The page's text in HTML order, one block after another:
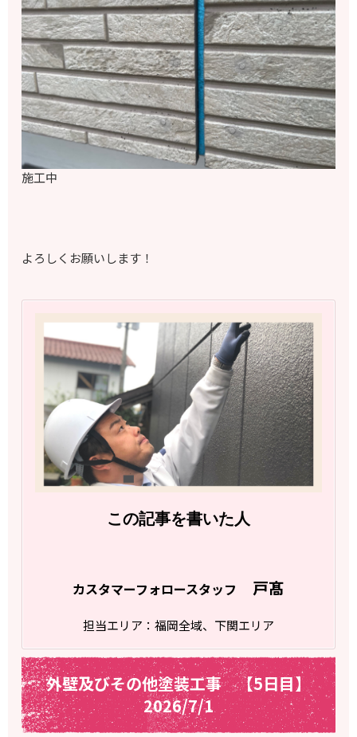
施工中
よろしくお願いします！
この記事を書いた人
カスタマーフォロースタッフ 戸髙
担当エリア：福岡全域、下関エリア
外壁及びその他塗装工事 【5日目】
2026/7/1